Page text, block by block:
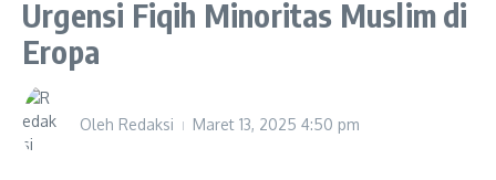
Urgensi Fiqih Minoritas Muslim di
Eropa
Oleh Redaksi Maret 13, 2025 4:50 pm